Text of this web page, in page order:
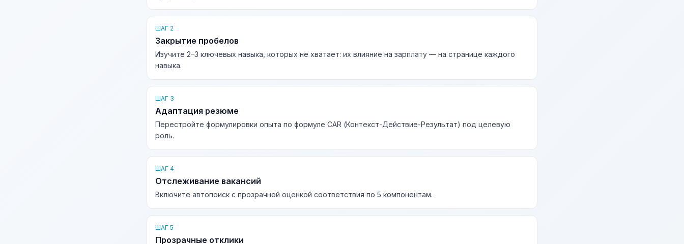
ШАГ 2
Закрытие пробелов
Изучите 2–3 ключевых навыка, которых не хватает: их влияние на зарплату — на странице каждого
навыка.
ШАГ 3
Адаптация резюме
Перестройте формулировки опыта по формуле CAR (Контекст-Действие-Результат) под целевую
роль.
ШАГ 4
Отслеживание вакансий
Включите автопоиск с прозрачной оценкой соответствия по 5 компонентам.
ШАГ 5
Прозрачные отклики